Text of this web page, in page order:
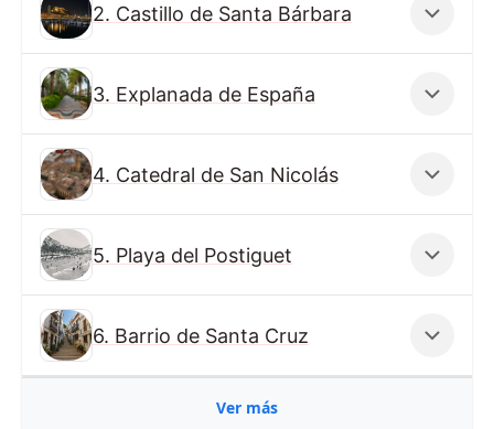
2. Castillo de Santa Bárbara
3. Explanada de España
4. Catedral de San Nicolás
5. Playa del Postiguet
6. Barrio de Santa Cruz
Ver más